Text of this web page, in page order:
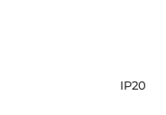
IP20